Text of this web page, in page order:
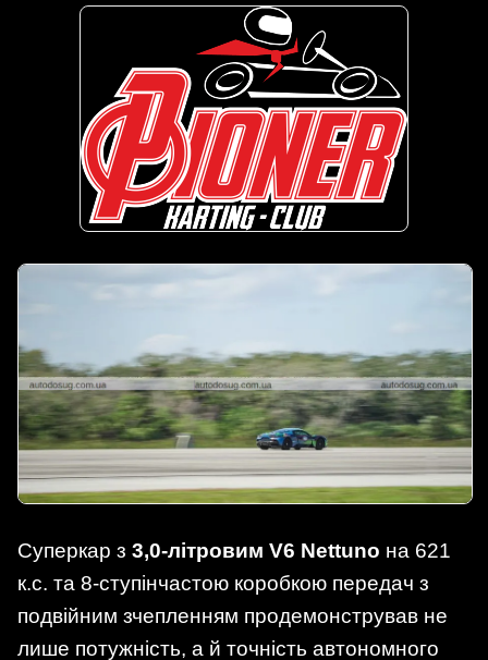
Суперкар з 3,0-літровим V6 Nettuno на 621
к.с. та 8-ступінчастою коробкою передач з
подвійним зчепленням продемонстрував не
лише потужність, а й точність автономного